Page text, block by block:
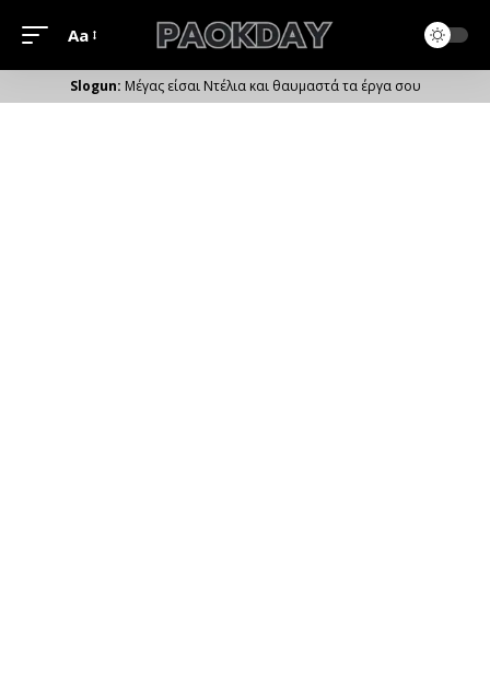
Μέγεθος
Γραμματοσειράς
Aa
Μέγας είσαι Ντέλια και θαυμαστά τα έργα σου